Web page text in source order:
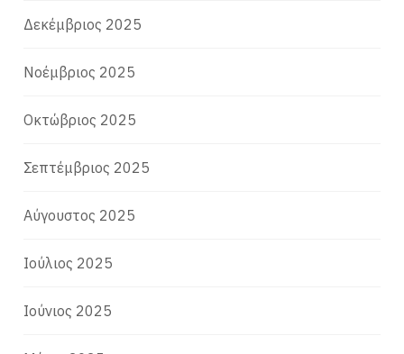
Δεκέμβριος 2025
Νοέμβριος 2025
Οκτώβριος 2025
Σεπτέμβριος 2025
Αύγουστος 2025
Ιούλιος 2025
Ιούνιος 2025